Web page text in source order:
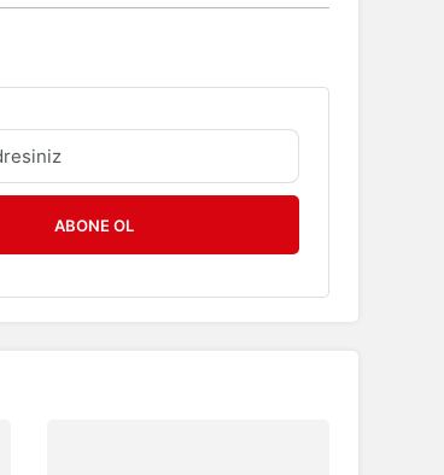
ABONE OL